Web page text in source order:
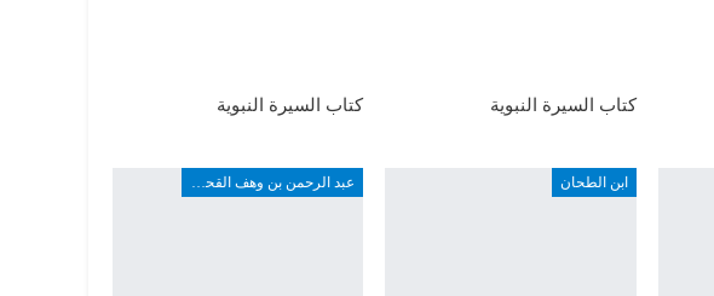
كتاب السيرة النبوية كتاب السيرة النبوية
ابن الطحان عبد الرحمن بن وهف القحطاني